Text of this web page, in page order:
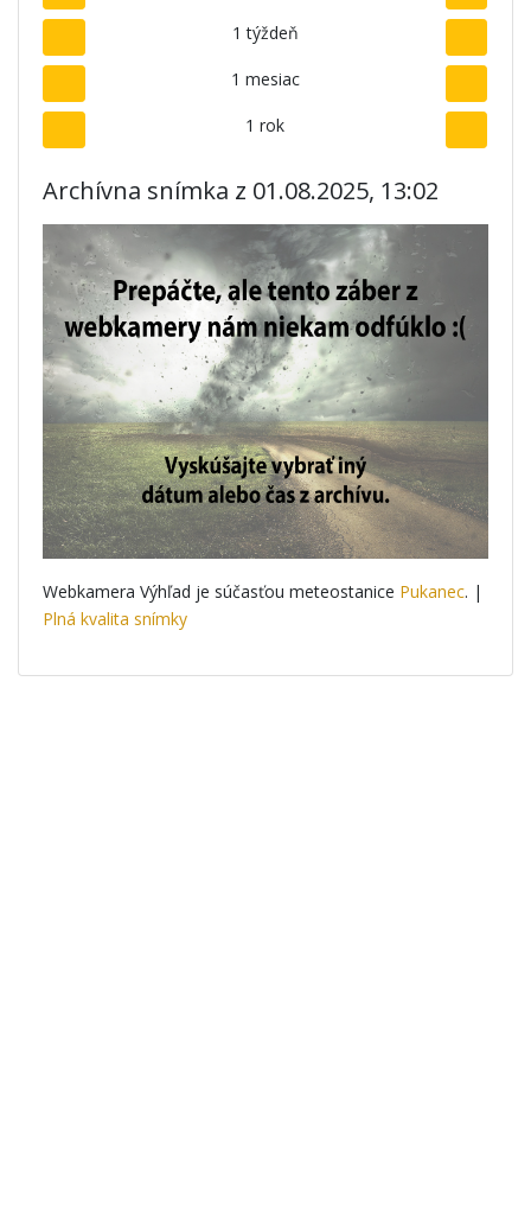
1 týždeň
1 mesiac
1 rok
Archívna snímka z 01.08.2025, 13:02
Webkamera Výhľad je súčasťou meteostanice Pukanec. |
Plná kvalita snímky